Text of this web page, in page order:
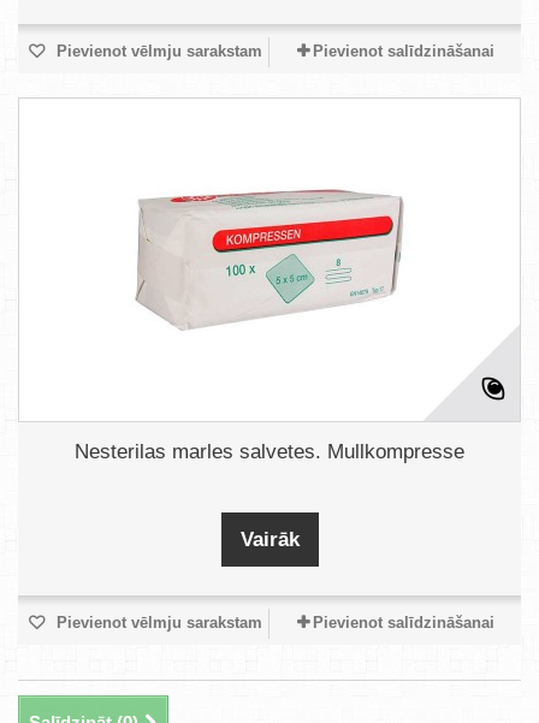
Pievienot vēlmju sarakstam Pievienot salīdzināšanai
Nesterilas marles salvetes. Mullkompresse
Vairāk
Pievienot vēlmju sarakstam Pievienot salīdzināšanai